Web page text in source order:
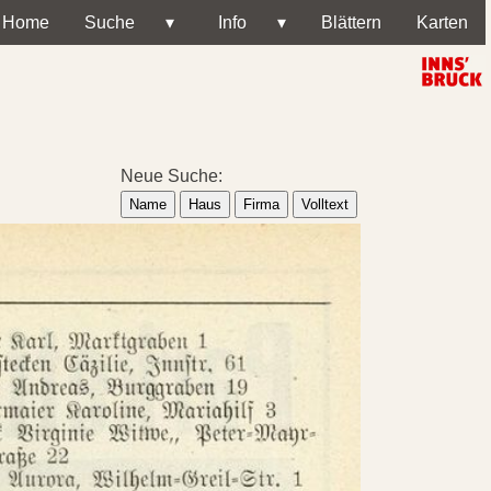
Home Suche ▾ Info ▾ Blättern Karten
Neue Suche:
Name Haus Firma Volltext